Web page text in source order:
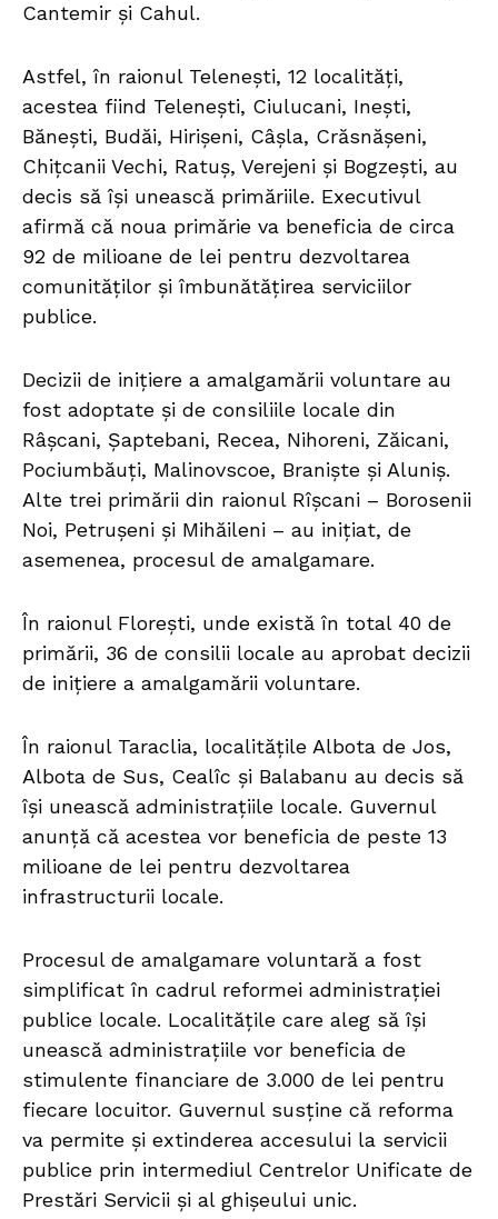
Cantemir și Cahul.
Astfel, în raionul Telenești, 12 localități,
acestea fiind Telenești, Ciulucani, Inești,
Bănești, Budăi, Hirișeni, Câșla, Crăsnășeni,
Chițcanii Vechi, Ratuș, Verejeni și Bogzești, au
decis să își unească primăriile. Executivul
afirmă că noua primărie va beneficia de circa
92 de milioane de lei pentru dezvoltarea
comunităților și îmbunătățirea serviciilor
publice.
Decizii de inițiere a amalgamării voluntare au
fost adoptate și de consiliile locale din
Râșcani, Șaptebani, Recea, Nihoreni, Zăicani,
Pociumbăuți, Malinovscoe, Braniște și Aluniș.
Alte trei primării din raionul Rîșcani – Borosenii
Noi, Petrușeni și Mihăileni – au inițiat, de
asemenea, procesul de amalgamare.
În raionul Florești, unde există în total 40 de
primării, 36 de consilii locale au aprobat decizii
de inițiere a amalgamării voluntare.
În raionul Taraclia, localitățile Albota de Jos,
Albota de Sus, Cealîc și Balabanu au decis să
își unească administrațiile locale. Guvernul
anunță că acestea vor beneficia de peste 13
milioane de lei pentru dezvoltarea
infrastructurii locale.
Procesul de amalgamare voluntară a fost
simplificat în cadrul reformei administrației
publice locale. Localitățile care aleg să își
unească administrațiile vor beneficia de
stimulente financiare de 3.000 de lei pentru
fiecare locuitor. Guvernul susține că reforma
va permite și extinderea accesului la servicii
publice prin intermediul Centrelor Unificate de
Prestări Servicii și al ghișeului unic.